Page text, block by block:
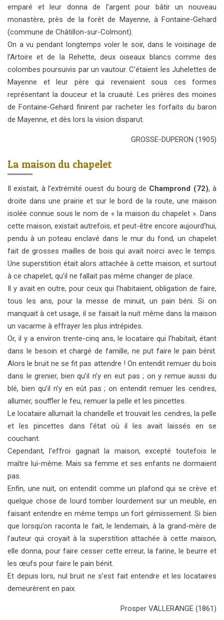
emparé et leur donna de l’argent pour bâtir un nouveau
monastère, près de la forêt de Mayenne, à Fontaine-Gehard
(commune de Châtillon-sur-Colmont).
On a vu pendant longtemps voler le soir, dans le voisinage de
l’Artoire et de la Rehette, deux oiseaux blancs comme des
colombes poursuivis par un vautour. C’étaient les Juhelettes de
Mayenne et leur père qui revenaient sous ces formes
représentant la douceur et la cruauté. Les prières des moines
de Fontaine-Gehard finirent par racheter les forfaits du baron
de Mayenne, et dès lors la vision disparut.
GROSSE-DUPERON (1905)
La maison du chapelet
Il existait, à l’extrémité ouest du bourg de Champrond (72), à
droite dans une prairie et sur le bord de la route, une maison
isolée connue sous le nom de « la maison du chapelet ». Dans
cette maison, existait autrefois, et peut-être encore aujourd’hui,
pendu à un poteau enclavé dans le mur du fond, un chapelet
fait de grosses mailles de bois qui avait noirci avec le temps.
Une superstition était alors attachée à cette maison, et surtout
à ce chapelet, qu’il ne fallait pas même changer de place.
Il y avait en outre, pour ceux qui l’habitaient, obligation de faire,
tous les ans, pour la messe de minuit, un pain béni. Si on
manquait à cet usage, il se faisait la nuit même dans la maison
un vacarme à effrayer les plus intrépides.
Or, il y a environ trente-cinq ans, le locataire qui l’habitait, étant
dans le besoin et chargé de famille, ne put faire le pain bénit.
Alors le bruit ne se fit pas attendre ! On entendit remuer du bois
dans le grenier, bien qu’il n’y en eut pas ; on y remue aussi du
blé, bien qu’il n’y en eût pas ; on entendit remuer les cendres,
allumer, souffler le feu, remuer la pelle et les pincettes.
Le locataire allumait la chandelle et trouvait les cendres, la pelle
et les pincettes dans l’état où il les avait laissés en se
couchant.
Cependant, l’effroi gagnait la maison, excepté toutefois le
maître lui-même. Mais sa femme et ses enfants ne dormaient
pas.
Enfin, une nuit, on entendit comme un plafond qui se crève et
quelque chose de lourd tomber lourdement sur un meuble, en
faisant entendre en même temps un fort gémissement. Si bien
que lorsqu’on raconta le fait, le lendemain, à la grand-mère de
l’auteur qui croyait à la superstition attachée à cette maison,
elle donna, pour faire cesser cette erreur, la farine, le beurre et
les œufs pour faire le pain bénit.
Et depuis lors, nul bruit ne s’est fait entendre et les locataires
demeurèrent en paix.
Prosper VALLERANGE (1861)